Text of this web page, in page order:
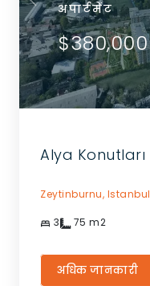
अपार्टमेंट
$380,000
Alya Konutları
Zeytinburnu, Istanbul
3 75 m2
अधिक जानकारी